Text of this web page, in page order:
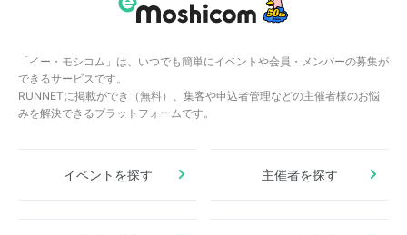
「イー・モシコム」は、いつでも簡単にイベントや会員・メンバーの募集が
できるサービスです。
RUNNETに掲載ができ（無料）、集客や申込者管理などの主催者様のお悩
みを解決できるプラットフォームです。
イベントを探す 主催者を探す